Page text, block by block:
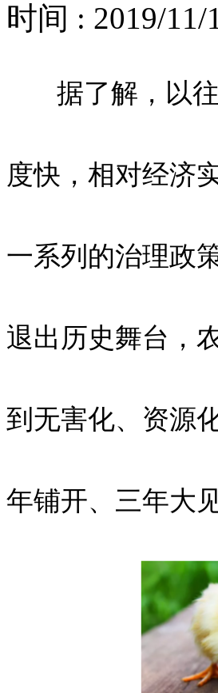
时间 : 2019/11/
据了解，以往
度快，相对经济
一系列的治理政
退出历史舞台，
到无害化、资源
年铺开、三年大